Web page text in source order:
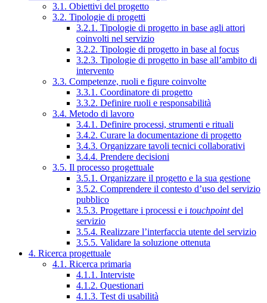
3.1. Obiettivi del progetto
3.2. Tipologie di progetti
3.2.1. Tipologie di progetto in base agli attori
coinvolti nel servizio
3.2.2. Tipologie di progetto in base al focus
3.2.3. Tipologie di progetto in base all’ambito di
intervento
3.3. Competenze, ruoli e figure coinvolte
3.3.1. Coordinatore di progetto
3.3.2. Definire ruoli e responsabilità
3.4. Metodo di lavoro
3.4.1. Definire processi, strumenti e rituali
3.4.2. Curare la documentazione di progetto
3.4.3. Organizzare tavoli tecnici collaborativi
3.4.4. Prendere decisioni
3.5. Il processo progettuale
3.5.1. Organizzare il progetto e la sua gestione
3.5.2. Comprendere il contesto d’uso del servizio
pubblico
3.5.3. Progettare i processi e i touchpointdel
servizio
3.5.4. Realizzare l’interfaccia utente del servizio
3.5.5. Validare la soluzione ottenuta
4. Ricerca progettuale
4.1. Ricerca primaria
4.1.1. Interviste
4.1.2. Questionari
4.1.3. Test di usabilità